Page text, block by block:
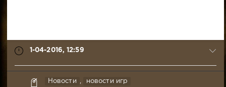
1-04-2016, 12:59
Mr.Awesome
Новости новости игр